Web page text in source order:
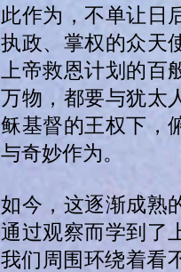
此作为，不单让日
执政、掌权的众天
上帝救恩计划的
万物，都要与犹太
稣基督的王权下，
与奇妙作为。
如今，这逐渐成熟
通过观察而学到了
我们周围环绕着看